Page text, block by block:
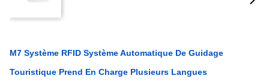
M7 Système RFID Système Automatique De Guidage
Touristique Prend En Charge Plusieurs Langues